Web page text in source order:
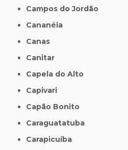
Campos do Jordão
Cananéia
Canas
Canitar
Capela do Alto
Capivari
Capão Bonito
Caraguatatuba
Carapicuíba